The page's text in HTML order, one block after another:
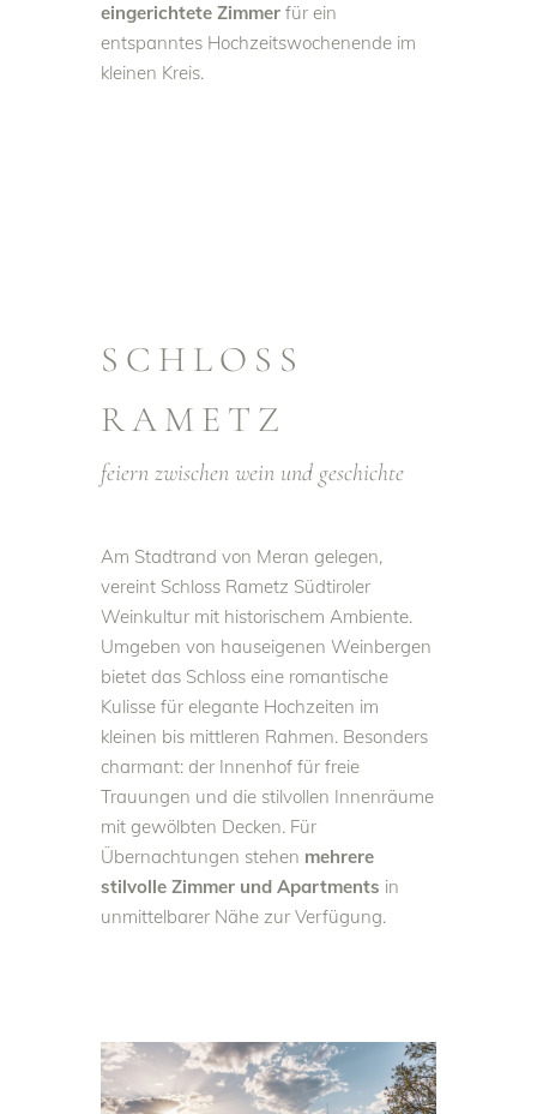
eingerichtete Zimmer für ein
entspanntes Hochzeitswochenende im
kleinen Kreis.
SCHLOSS
RAMETZ
feiern zwischen wein und geschichte
Am Stadtrand von Meran gelegen,
vereint Schloss Rametz Südtiroler
Weinkultur mit historischem Ambiente.
Umgeben von hauseigenen Weinbergen
bietet das Schloss eine romantische
Kulisse für elegante Hochzeiten im
kleinen bis mittleren Rahmen. Besonders
charmant: der Innenhof für freie
Trauungen und die stilvollen Innenräume
mit gewölbten Decken. Für
Übernachtungen stehen mehrere
stilvolle Zimmer und Apartments in
unmittelbarer Nähe zur Verfügung.